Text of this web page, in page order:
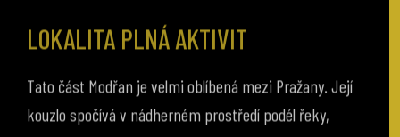
LOKALITA PLNÁ AKTIVIT
kouzlo spočívá v nádherném prostředí podél řeky,
které nabízí širokou škálu volnočasových aktivit. Zdejší